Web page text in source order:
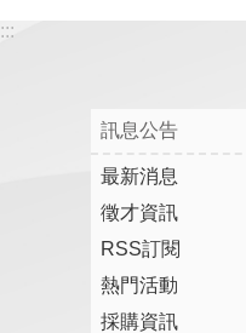
:::
訊息公告
最新消息
徵才資訊
RSS訂閱
熱門活動
採購資訊